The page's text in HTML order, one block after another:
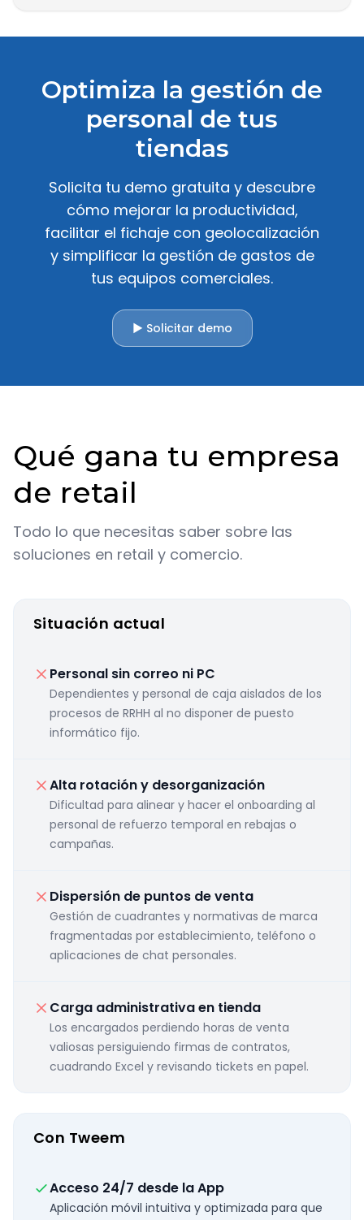
Optimiza la gestión de
personal de tus
tiendas
Solicita tu demo gratuita y descubre
cómo mejorar la productividad,
facilitar el fichaje con geolocalización
y simplificar la gestión de gastos de
tus equipos comerciales.
▶ Solicitar demo
Qué gana tu empresa
de retail
Todo lo que necesitas saber sobre las
soluciones en retail y comercio.
Situación actual
Personal sin correo ni PC
Dependientes y personal de caja aislados de los
procesos de RRHH al no disponer de puesto
informático fijo.
Alta rotación y desorganización
Dificultad para alinear y hacer el onboarding al
personal de refuerzo temporal en rebajas o
campañas.
Dispersión de puntos de venta
Gestión de cuadrantes y normativas de marca
fragmentadas por establecimiento, teléfono o
aplicaciones de chat personales.
Carga administrativa en tienda
Los encargados perdiendo horas de venta
valiosas persiguiendo firmas de contratos,
cuadrando Excel y revisando tickets en papel.
Con Tweem
Acceso 24/7 desde la App
Aplicación móvil intuitiva y optimizada para que